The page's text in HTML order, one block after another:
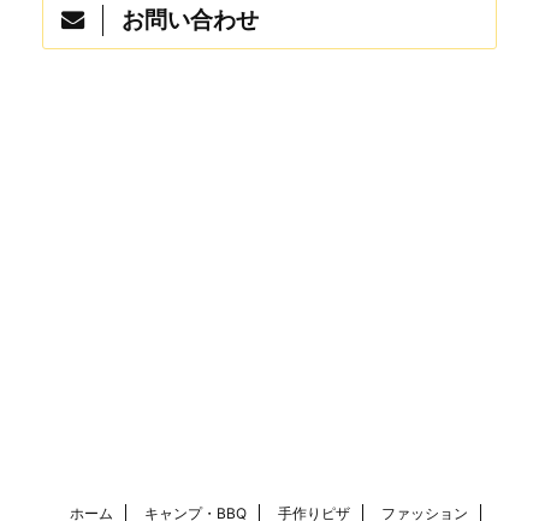
お問い合わせ
ホーム キャンプ・BBQ 手作りピザ ファッション